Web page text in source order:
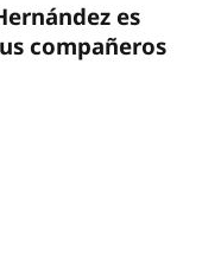
es
compañeros